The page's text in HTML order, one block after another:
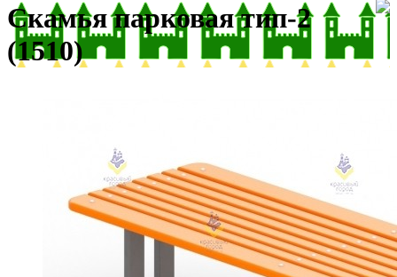
Скамья парковая тип-2
(1510)